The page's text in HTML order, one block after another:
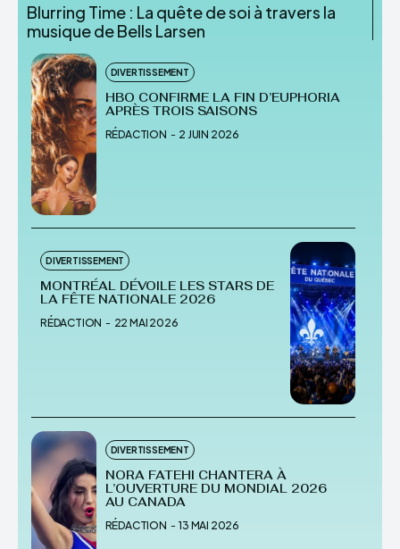
Blurring Time : La quête de soi à travers la
musique de Bells Larsen
DIVERTISSEMENT
HBO CONFIRME LA FIN D’EUPHORIA
APRÈS TROIS SAISONS
RÉDACTION - 2 JUIN 2026
DIVERTISSEMENT
MONTRÉAL DÉVOILE LES STARS DE
LA FÊTE NATIONALE 2026
RÉDACTION - 22 MAI 2026
DIVERTISSEMENT
NORA FATEHI CHANTERA À
L’OUVERTURE DU MONDIAL 2026
AU CANADA
RÉDACTION - 13 MAI 2026